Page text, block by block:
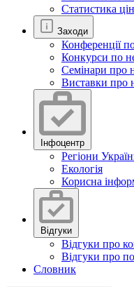
Статистика
Заходи
Конференції
Конкурси по
Семінари про
Виставки про
Інфоцентр
Регіони
Екологія
Корисна
Відгуки
Відгуки про
Відгуки про
Словник